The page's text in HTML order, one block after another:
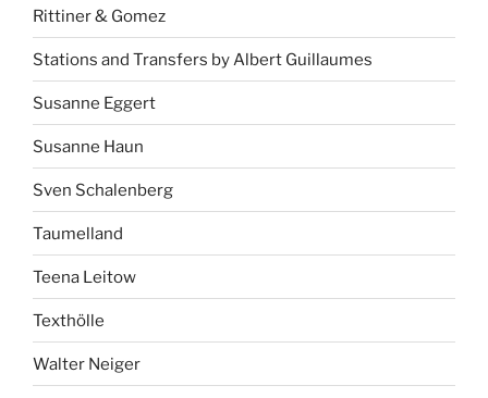
Rittiner & Gomez
Stations and Transfers by Albert Guillaumes
Susanne Eggert
Susanne Haun
Sven Schalenberg
Taumelland
Teena Leitow
Texthölle
Walter Neiger